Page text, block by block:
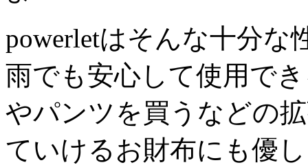
powerletはそんな十分な
雨でも安心して使用で
やパンツを買うなどの
ていけるお財布にも優